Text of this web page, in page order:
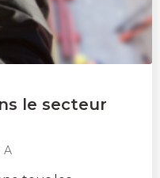
le secteur
A